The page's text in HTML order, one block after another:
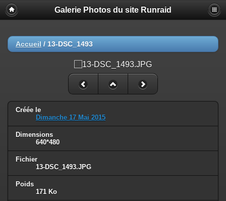
Galerie Photos du site Runraid
Accueil / 13-DSC_1493
Créée le
Dimanche 17 Mai 2015
Dimensions
640*480
Fichier
13-DSC_1493.JPG
Poids
171 Ko